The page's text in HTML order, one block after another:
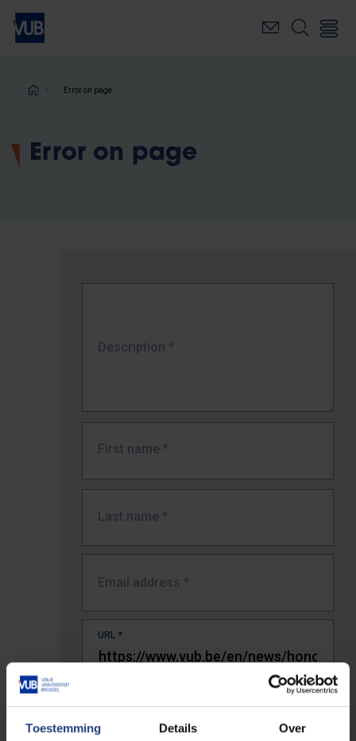
Toestemming Details Over
Skip
main
Breadcrumb
Error on page
Error on page
Description *
First name *
Last name *
Email address *
URL *
The full URL of the page where you encountered the error.